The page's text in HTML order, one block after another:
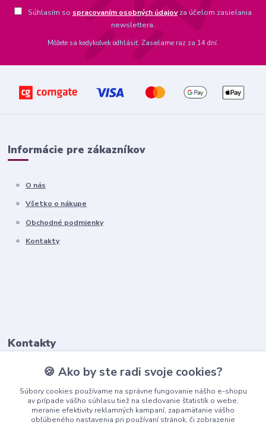
Súhlasím so spracovaním osobných údajovza účelom zasielania
newslettera.
Môžete sa kedykoľvek odhlásiť. Zasielame raz za 14 dní.
Informácie pre zákazníkov
O nás
Všetko o nákupe
Obchodné podmienky
Kontakty
Kontakty
+421911 569 017
(Po-Pia, 8-16 hod.)
info@nndecor.sk
🍪 Ako by ste radi svoje cookies?
Súbory cookies používame na správne fungovanie nášho e-shopu
av prípade vášho súhlasu tiež na sledovanie štatistík o webe,
meranie efektivity reklamných kampaní, zapamätanie vášho
obľúbeného nastavenia pri používaní stránok, či zobrazenie